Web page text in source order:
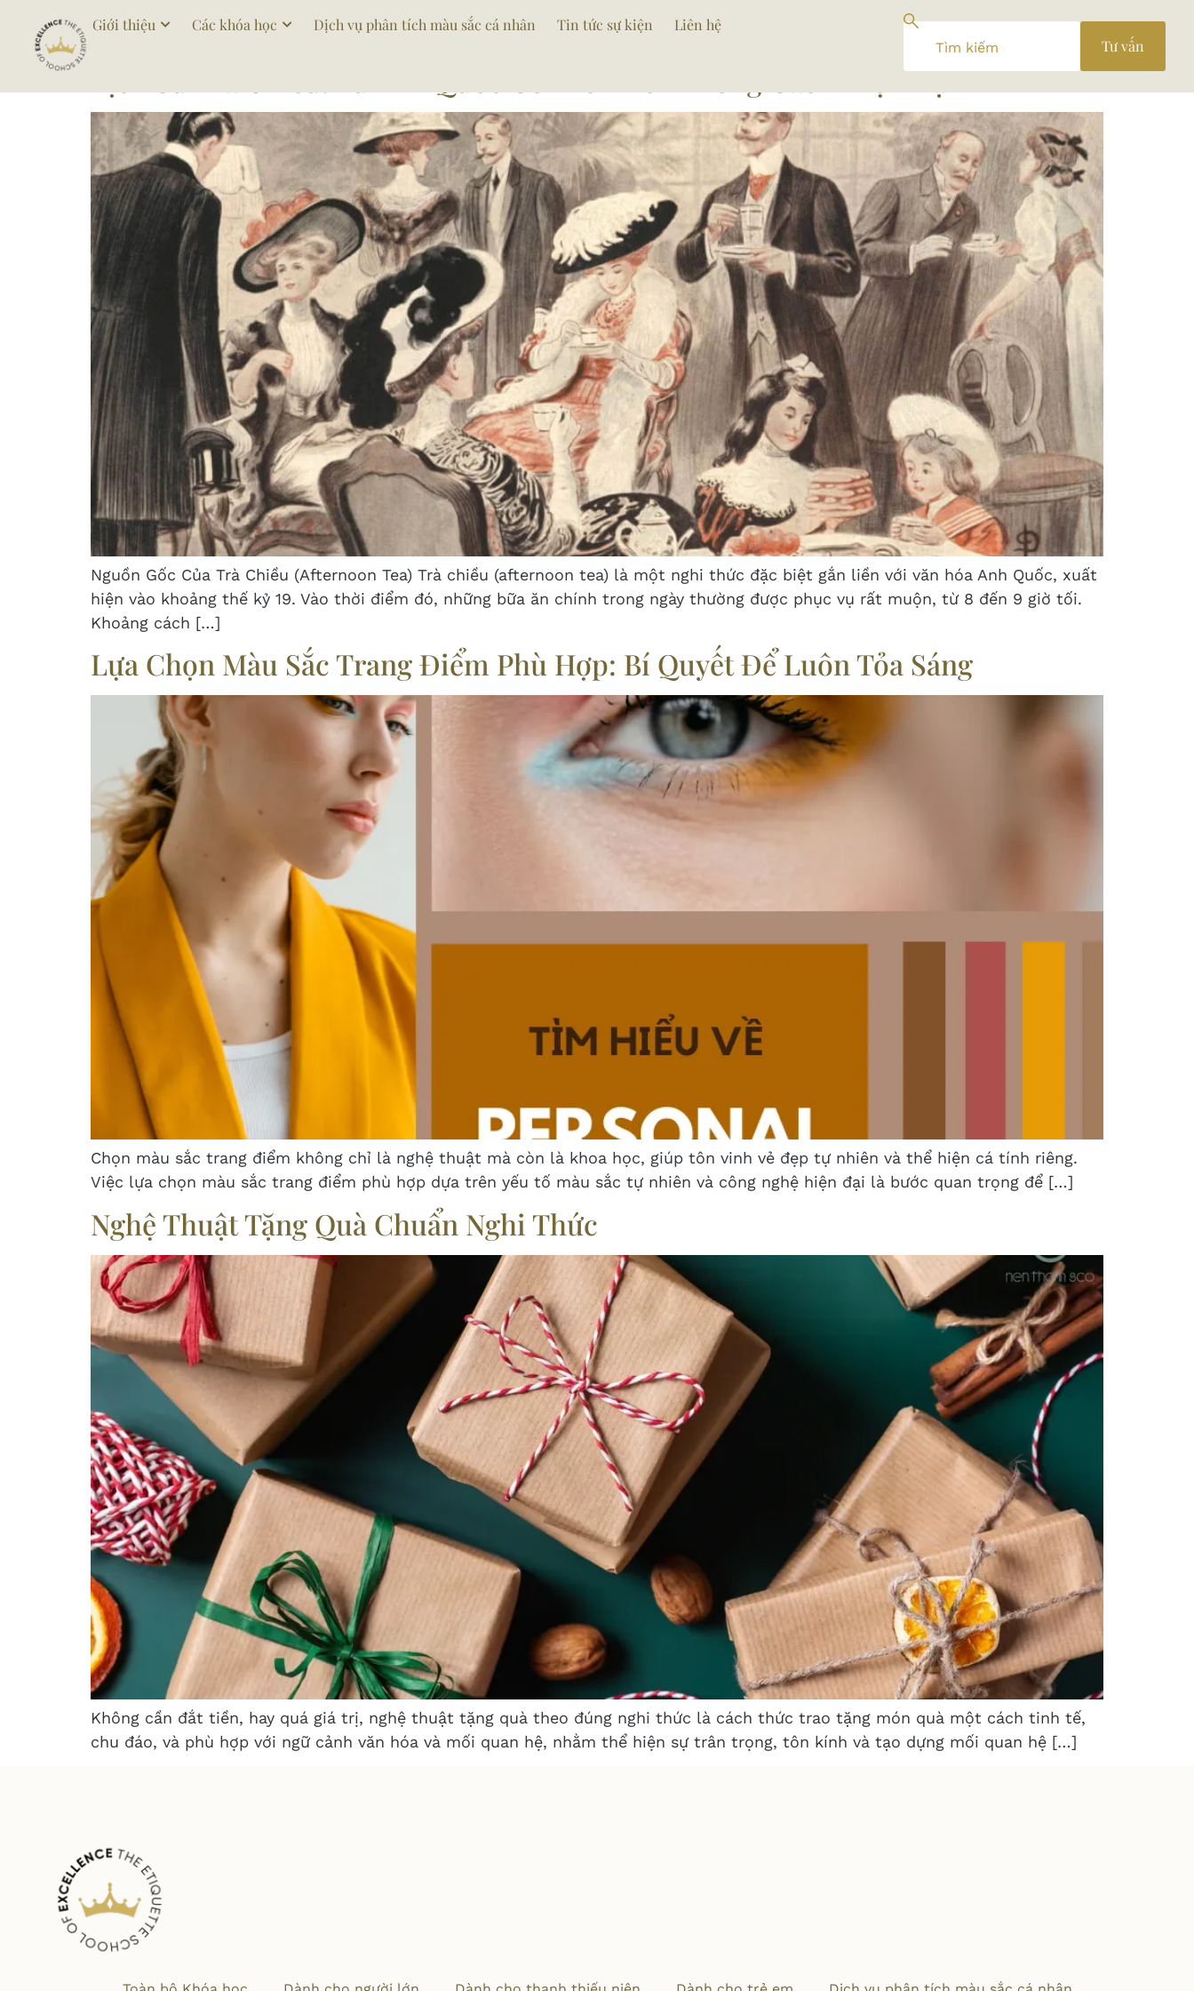
Giới thiệu Các khóa học Dịch vụ phân tích màu sắc cá nhân Tin tức sự kiện
Liên hệ
Tư vấn
Tag:trachieucoien
Lịch Sử Trà Chiều: Từ Anh Quốc Cổ Điển Đến Phong Cách Hiện Đại
Nguồn Gốc Của Trà Chiều (Afternoon Tea) Trà chiều (afternoon tea) là một nghi thức đặc biệt gắn liền với văn hóa Anh Quốc, xuất
hiện vào khoảng thế kỷ 19. Vào thời điểm đó, những bữa ăn chính trong ngày thường được phục vụ rất muộn, từ 8 đến 9 giờ tối.
Khoảng cách […]
Lựa Chọn Màu Sắc Trang Điểm Phù Hợp: Bí Quyết Để Luôn Tỏa Sáng
Chọn màu sắc trang điểm không chỉ là nghệ thuật mà còn là khoa học, giúp tôn vinh vẻ đẹp tự nhiên và thể hiện cá tính riêng.
Việc lựa chọn màu sắc trang điểm phù hợp dựa trên yếu tố màu sắc tự nhiên và công nghệ hiện đại là bước quan trọng để […]
Nghệ Thuật Tặng Quà Chuẩn Nghi Thức
Không cần đắt tiền, hay quá giá trị, nghệ thuật tặng quà theo đúng nghi thức là cách thức trao tặng món quà một cách tinh tế,
chu đáo, và phù hợp với ngữ cảnh văn hóa và mối quan hệ, nhằm thể hiện sự trân trọng, tôn kính và tạo dựng mối quan hệ […]